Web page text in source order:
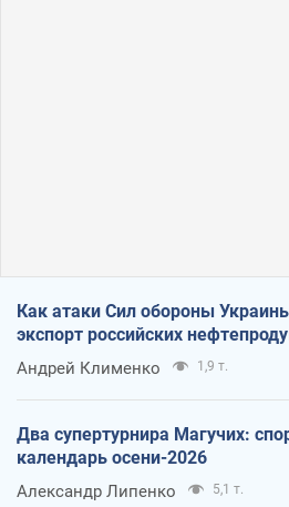
Как атаки Сил обороны
экспорт российских
Андрей Клименко 1,9 т.
Два супертурнира Магучих:
календарь осени-2026
Александр Липенко 5,1 т.